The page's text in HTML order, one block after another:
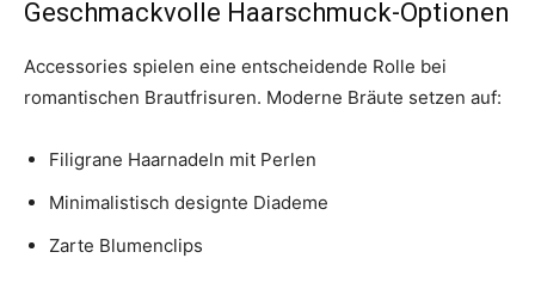
Geschmackvolle Haarschmuck-Optionen
Accessories spielen eine entscheidende Rolle bei
romantischen Brautfrisuren. Moderne Bräute setzen auf:
Filigrane Haarnadeln mit Perlen
Minimalistisch designte Diademe
Zarte Blumenclips